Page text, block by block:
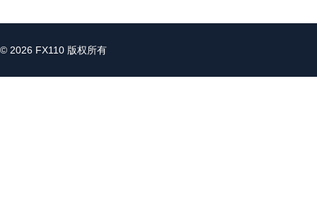
© 2026 FX110 版权所有